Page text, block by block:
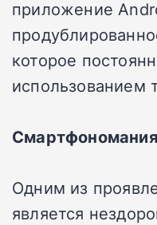
приложение
которое
использованием
Смартфономания
Одним из
является